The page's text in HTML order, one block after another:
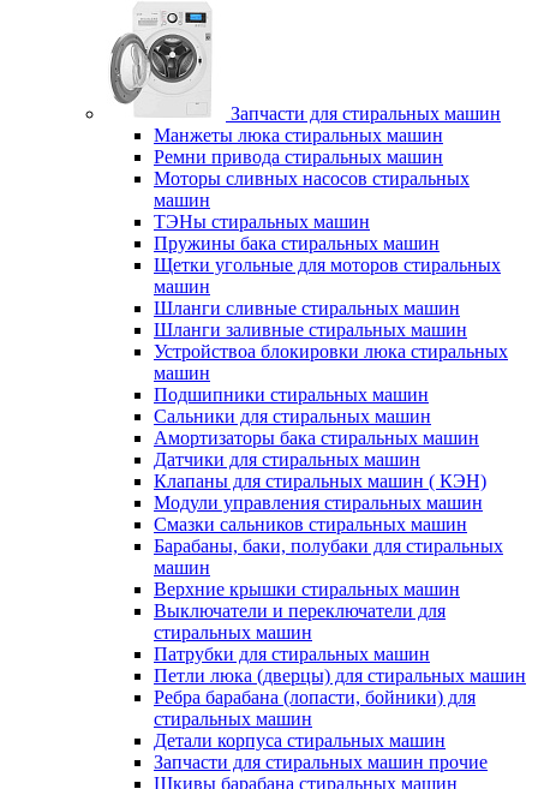
Запчасти для стиральных машин
Манжеты люка стиральных машин
Ремни привода стиральных машин
Моторы сливных насосов стиральных
машин
ТЭНы стиральных машин
Пружины бака стиральных машин
Щетки угольные для моторов стиральных
машин
Шланги сливные стиральных машин
Шланги заливные стиральных машин
Устройствоа блокировки люка стиральных
машин
Подшипники стиральных машин
Сальники для стиральных машин
Амортизаторы бака стиральных машин
Датчики для стиральных машин
Клапаны для стиральных машин ( КЭН)
Модули управления стиральных машин
Смазки сальников стиральных машин
Барабаны, баки, полубаки для стиральных
машин
Верхние крышки стиральных машин
Выключатели и переключатели для
стиральных машин
Патрубки для стиральных машин
Петли люка (дверцы) для стиральных машин
Ребра барабана (лопасти, бойники) для
стиральных машин
Детали корпуса стиральных машин
Запчасти для стиральных машин прочие
Шкивы барабана стиральных машин